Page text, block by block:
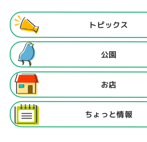
トピックス
公園
お店
ちょっと情報